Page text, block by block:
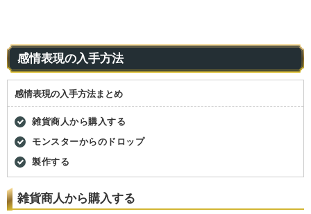
感情表現の入手方法
感情表現の入手方法まとめ
雑貨商人から購入する
モンスターからのドロップ
製作する
雑貨商人から購入する